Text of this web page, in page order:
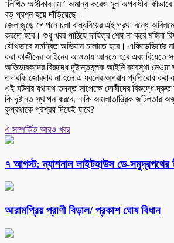
‘লিখিত অঙ্গীকারনামা’ অমান্য করেও মূল অপরাধীরা
বড় প্রশ্ন হয়ে দাঁড়িয়েছে।
জেলাজুড়ে গোপনে চলা বাল্যবিয়ের এই প্রথা বন্ধে
করতে হবে। শুধু খবর পাঠিয়ে দায়িত্ব শেষ না করে মহিলা
যৌথভাবে সমন্বিত অভিযান চালাতে হবে। এফিডেভিটের
করা কাজীদের আইনের আওতায় আনতে হবে এবং বিয়েতে
অভিভাবকদের বিরুদ্ধে দৃষ্টান্তমূলক আইনি ব্যবস্থা
তদারকি জোরদার না হলে এ ধরনের অপরাধ প্রতিরোধ
এই ঘটনার যথাযথ তদন্ত সাপেক্ষে দোষীদের বিরুদ্ধে
কি দৃষ্টান্ত স্থাপন করবে, নাকি আমলাতান্ত্রিক জটিলতার
কুপ্রথাকে প্রশ্রয় দিয়েই যাবে?
এ সম্পর্কিত আরও খবর
৭ আগস্ট: ন্যাশনাল লাইটহাউস ডে-সমুদ্রপথের
আরামপ্রিয় প্রাণী বিড়াল/ প্রকাশ ঘোষ বিধান